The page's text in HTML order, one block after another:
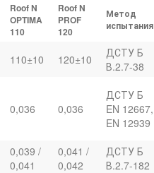
Roof N
OPTIMA
110
Roof N
PROF
120
Метод
испытания
110±10 120±10
ДСТУ Б
В.2.7-38
0,036 0,036
ДСТУ Б
EN 12667,
EN 12939
0,039 /
0,041
0,041 /
0,042
ДСТУ Б
В.2.7-182